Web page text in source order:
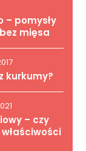
– pomysły
mięsa
kurkumy?
– czy